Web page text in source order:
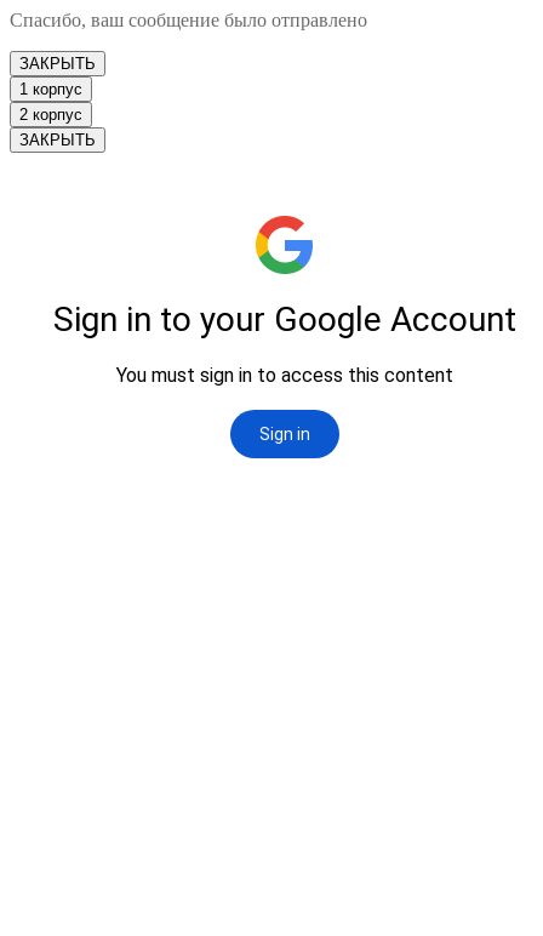
Спасибо, ваш сообщение было отправлено
ЗАКРЫТЬ
1 корпус
2 корпус
ЗАКРЫТЬ